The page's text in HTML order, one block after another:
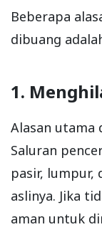
Beberapa
dibuang
1.
Alasan utama
Saluran
pasir, lumpur,
aslinya. Jika
aman untuk